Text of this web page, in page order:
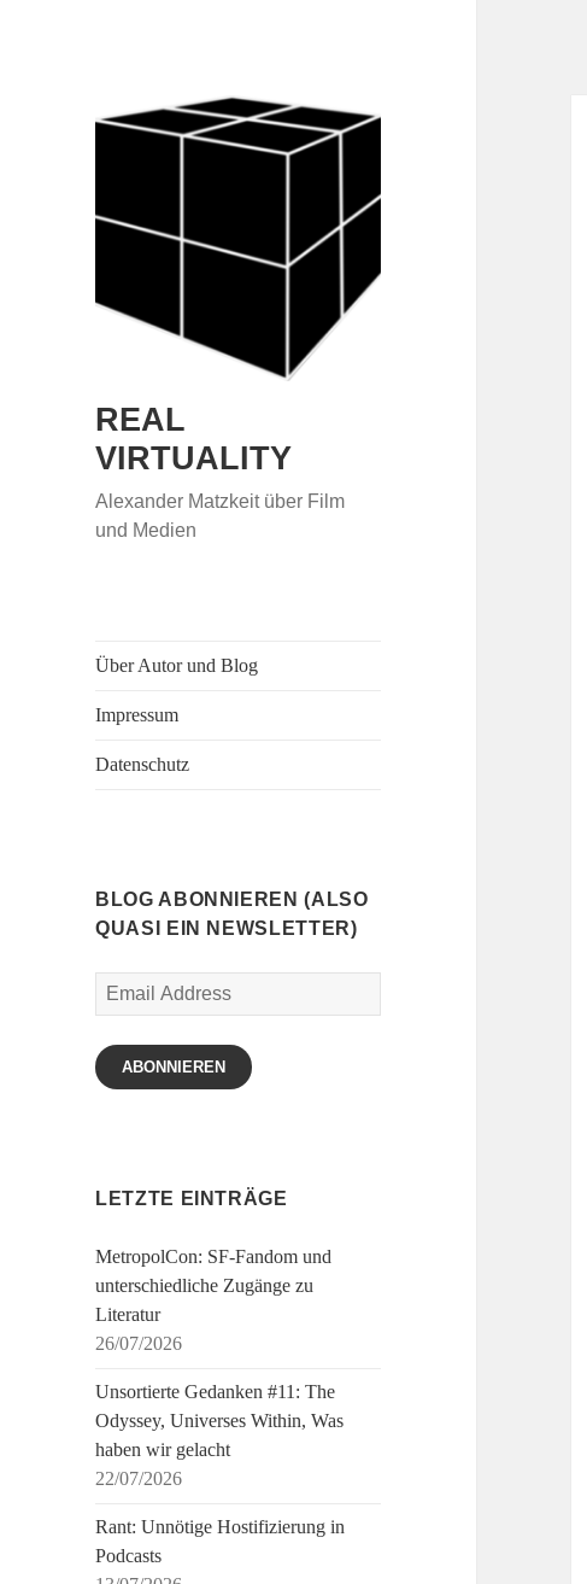
REAL
VIRTUALITY
Alexander Matzkeit über Film
und Medien
Über Autor und Blog
Impressum
Datenschutz
BLOG ABONNIEREN (ALSO
QUASI EIN NEWSLETTER)
Email
Address
ABONNIEREN
LETZTE EINTRÄGE
MetropolCon: SF-Fandom und
unterschiedliche Zugänge zu
Literatur
26/07/2026
Unsortierte Gedanken #11: The
Odyssey, Universes Within, Was
haben wir gelacht
22/07/2026
Rant: Unnötige Hostifizierung in
Podcasts